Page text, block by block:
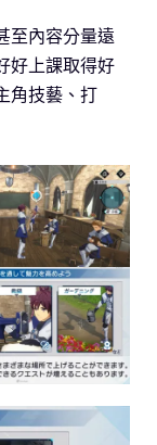
至內容分量遠
好上課取得好
角技藝、打